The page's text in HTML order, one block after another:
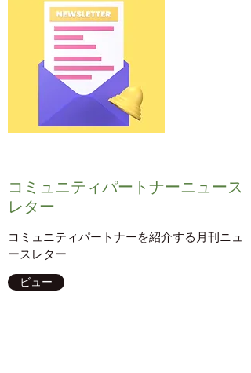
コミュニティパートナーニュース
レター
コミュニティパートナーを紹介する月刊ニュ
ースレター
ビュー